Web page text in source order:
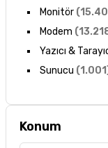
Monitör(
Modem (
Yazıcı &
Sunucu (1.001
Konum